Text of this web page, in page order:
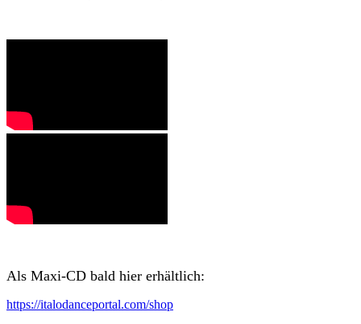
Als Maxi-CD bald hier erhältlich:
https://italodanceportal.com/shop